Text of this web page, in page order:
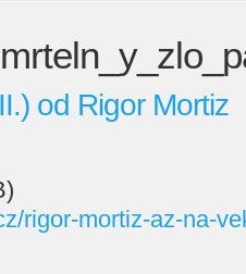
od Rigor Mortiz
rigor-mortiz-az-na-